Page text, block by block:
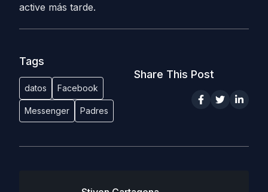
active más tarde.
Tags
datos Facebook
Messenger Padres
Share This Post